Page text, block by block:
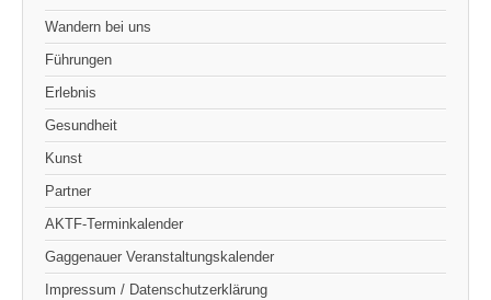
Wandern bei uns
Führungen
Erlebnis
Gesundheit
Kunst
Partner
AKTF-Terminkalender
Gaggenauer Veranstaltungskalender
Impressum / Datenschutzerklärung